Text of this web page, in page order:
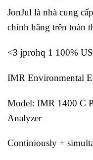
JonJul là nhà cung
chính hãng trên toàn
<3 jprohq 1 100%
IMR Environmental
Model: IMR 1400 C
Analyzer
Continiously +